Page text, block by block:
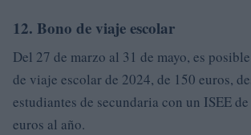
12. Bono de viaje escolar
Del 27 de marzo al 31 de mayo, es
de viaje escolar de 2024, de 150 euros,
estudiantes de secundaria con un ISEE
euros al año.